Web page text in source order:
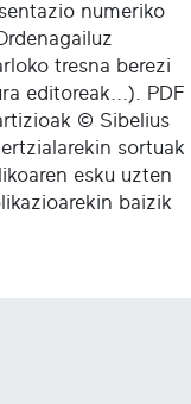
numeriko
tresna berezi
editoreak...). PDF
© Sibelius
sortuak
esku uzten
baizik